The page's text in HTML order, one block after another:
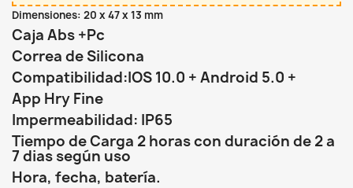
Dimensiones: 20 x 47 x 13 mm
Caja Abs +Pc
Correa de Silicona
Compatibilidad:IOS 10.0 + Android 5.0 +
App Hry Fine
Impermeabilidad: IP65
Tiempo de Carga 2 horas con duración de 2 a
7 dias según uso
Hora, fecha, batería.